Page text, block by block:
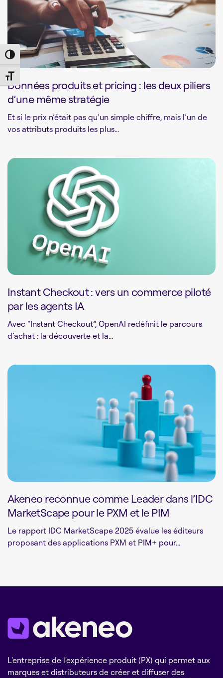
Toggle High Contrast
Toggle Font size
Données produits et pricing : les deux piliers
d’une même stratégie
Et si le prix n’était pas qu’un simple chiffre, mais l’un de
vos attributs produits les plus...
Instant Checkout : vers un commerce piloté
par les agents IA
Avec “Instant Checkout”, OpenAI redéfinit le parcours
d’achat : la découverte et la...
Akeneo reconnue comme Leader dans l’IDC
MarketScape pour le PXM et le PIM
Le rapport IDC MarketScape 2025 évalue les éditeurs
proposant des applications PXM et PIM+ pour...
L'entreprise de l'expérience produit (PX) qui permet aux
marques et distributeurs de créer et diffuser des